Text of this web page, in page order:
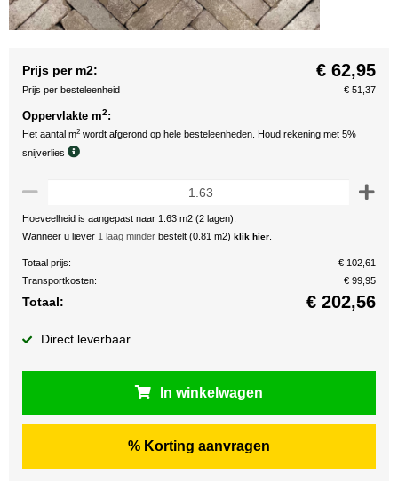
Prijs per m2: € 62,95
Prijs per besteleenheid € 51,37
Oppervlakte m2:
Het aantal m2 wordt afgerond op hele besteleenheden. Houd rekening met 5%
snijverlies
Hoeveelheid is aangepast naar 1.63 m2 (2 lagen).
Wanneer u liever 1 laag minder bestelt (0.81 m2) klik hier
Totaal prijs:
€ 102,61
Transportkosten:
€ 99,95
Totaal: € 202,56
Direct leverbaar
In winkelwagen
% Korting aanvragen